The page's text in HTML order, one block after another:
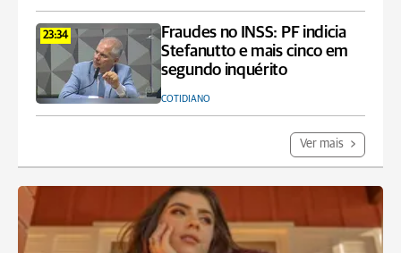
23:34
Fraudes no INSS: PF indicia
Stefanutto e mais cinco em
segundo inquérito
COTIDIANO
Ver mais